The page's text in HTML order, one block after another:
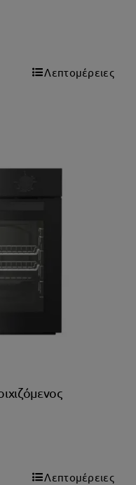
Λεπτομέρειες
Λεπτομέρειες